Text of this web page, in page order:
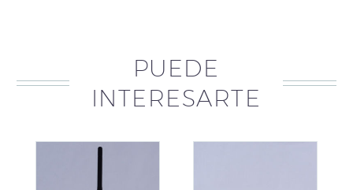
PUEDE
INTERESARTE